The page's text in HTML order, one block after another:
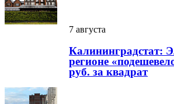
7 августа
Калининградстат:
регионе
руб. за квадрат